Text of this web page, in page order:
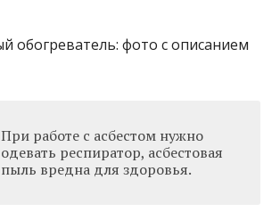
При работе с асбестом нужно
одевать респиратор, асбестовая
пыль вредна для здоровья.